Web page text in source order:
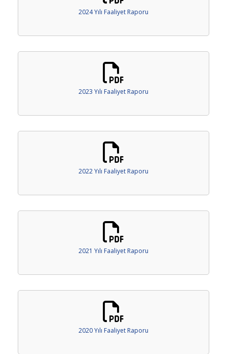
2024 Yılı Faaliyet Raporu
2023 Yılı Faaliyet Raporu
2022 Yılı Faaliyet Raporu
2021 Yılı Faaliyet Raporu
2020 Yılı Faaliyet Raporu